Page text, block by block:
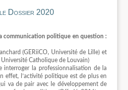
Dossier 2020
communication politique en question :
(GERiiCO, Université de Lille) et
Catholique de Louvain)
interroger la professionnalisation de la
effet, l’activité politique est de plus en
va de pair avec le développement de